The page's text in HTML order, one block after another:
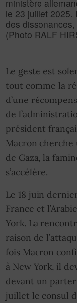
ministère
le 23 juillet 2025.
des
(Photo RALF
Le geste est
tout comme la
d’une
de
président
Macron cherche
de Gaza, la
s’accélère.
Le 18 juin
France et
York. La
raison de
fois Macron
à New York, il
devant un
juillet le consul